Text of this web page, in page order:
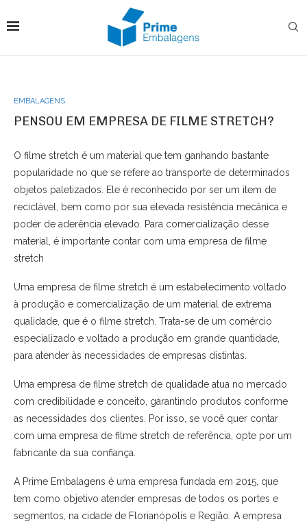
EMBALAGENS
PENSOU EM EMPRESA DE FILME STRETCH?
O filme stretch é um material que tem ganhando bastante
popularidade no que se refere ao transporte de determinados
objetos paletizados. Ele é reconhecido por ser um item de
reciclável, bem como por sua elevada resistência mecânica e
poder de aderência elevado. Para comercialização desse
material, é importante contar com uma empresa de filme
stretch
Uma empresa de filme stretch é um estabelecimento voltado
à produção e comercialização de um material de extrema
qualidade, que é o filme stretch. Trata-se de um comércio
especializado e voltado a produção em grande quantidade,
para atender às necessidades de empresas distintas.
Uma empresa de filme stretch de qualidade atua no mercado
com credibilidade e conceito, garantindo produtos conforme
as necessidades dos clientes. Por isso, se você quer contar
com uma empresa de filme stretch de referência, opte por um
fabricante da sua confiança.
A Prime Embalagens é uma empresa fundada em 2015, que
tem como objetivo atender empresas de todos os portes e
segmentos, na cidade de Florianópolis e Região. A empresa